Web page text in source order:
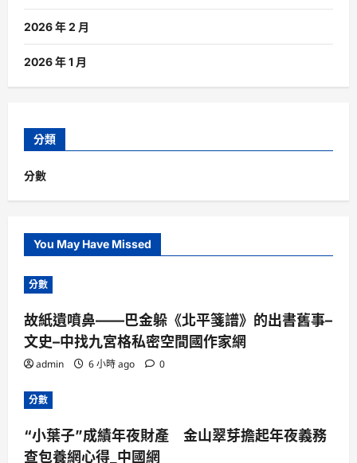
2026 年 2 月
2026 年 1 月
分類
分數
You May Have Missed
分數
故紙遺噴鼻——巴金躲《北平箋譜》的出書舊事–
文史–中找九宮格私密空間國作家網
admin 6 小時 ago 0
分數
“小葉子”成績年夜財產 金山翠芽擔起年夜義務
查包養網心得_中國網